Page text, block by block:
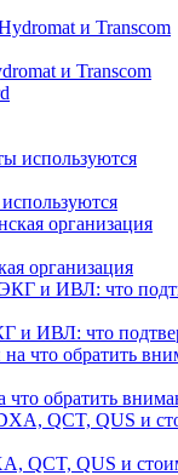
и Transcom
организация
и ИВЛ: что
обратить
QCT, QUS и